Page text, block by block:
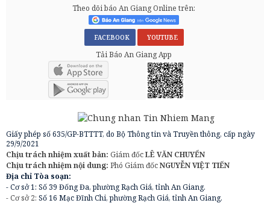
Theo dõi báo An Giang Online trên:
FACEBOOK YOUTUBE
Tải Báo An Giang App
Giấy phép số 635/GP-BTTTT, do Bộ Thông tin và Truyền thông, cấp ngày
29/9/2021
Chịu trách nhiệm xuất bản: Giám đốcLÊ VĂN CHUYỂN
Chịu trách nhiệm nội dung: Phó Giám đốcNGUYỄN VIỆT TIẾN
Địa chỉ Tòa soạn:
- Cơ sở 1: Số 39 Đống Đa, phường Rạch Giá, tỉnh An Giang.
- Cơ sở 2: Số 16 Mạc Đĩnh Chi, phường Rạch Giá, tỉnh An Giang.